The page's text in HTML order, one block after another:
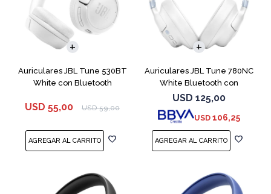
Auriculares JBL Tune 530BT
White con Bluetooth
USD 55,00 USD 59,00
Auriculares JBL Tune 780NC
White Bluetooth con
Micrófono
USD 125,00
USD 106,25